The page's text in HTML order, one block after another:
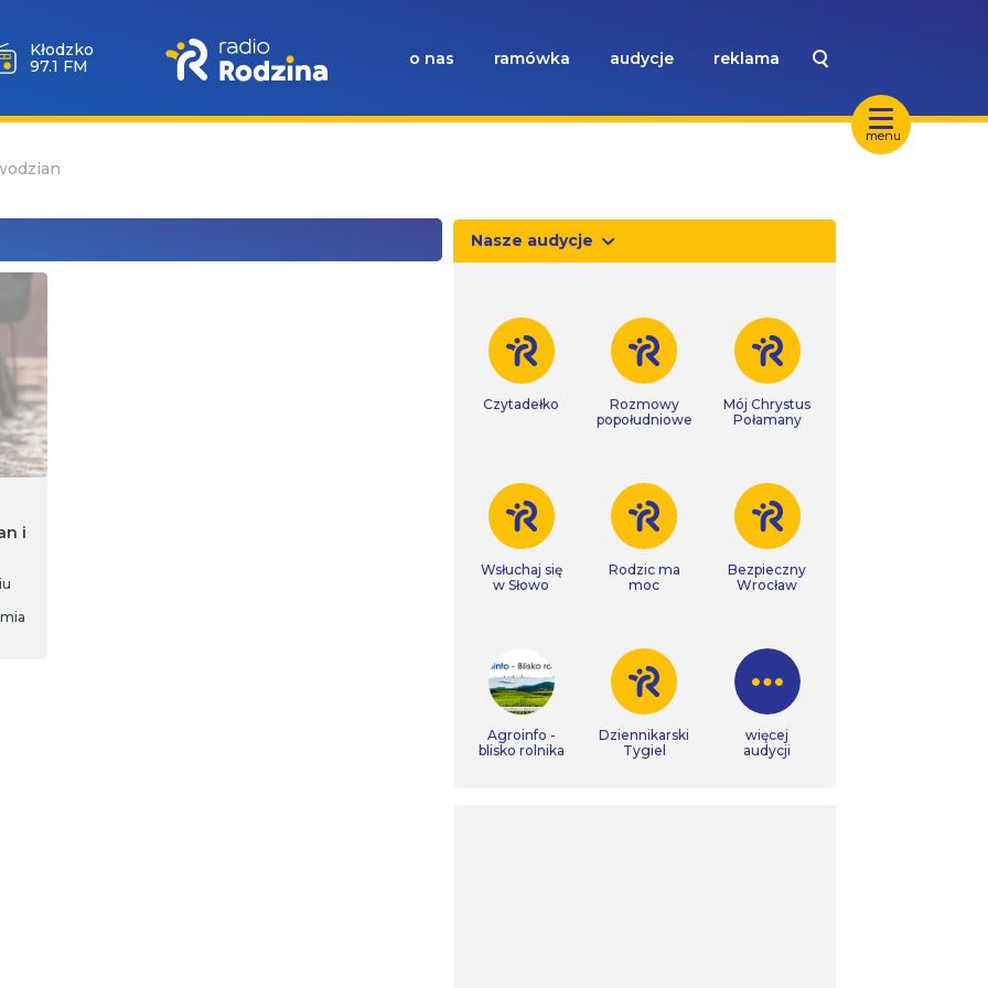
menu
Kłodzko
97.1 FM
o nas ramówka audycje reklama
i
Nasze audycje
Czytadełko
Rozmowy
popołudniowe
Mój Chrystus
Połamany
Wsłuchaj się
w Słowo
Rodzic ma
moc
Bezpieczny
Wrocław
Agroinfo -
blisko rolnika
Dziennikarski
Tygiel
więcej
audycji